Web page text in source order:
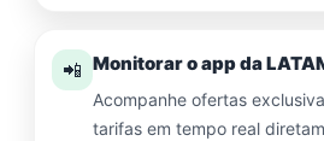
📲 Monitorar o app da
Acompanhe ofertas
tarifas em tempo real